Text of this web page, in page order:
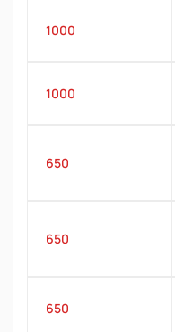
1000
1000
650
650
650